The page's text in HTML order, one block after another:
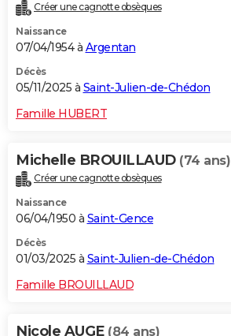
Destinations
City break
Voyage nature
Voyage de noces
Forum
Climat
+PHOTO
GUIDES D'ACHAT
BONS PLANS
CARTE DE VOEUX
Dictionnaire
Biographies
Citations
Expressions
Proverbes
PROGRAMME TV
COPAINS D'AVANT
S'inscrire
Se connecter
Lycées
Collèges
Primaires
Universités
Entreprises
Service militaire
Avis de recherche
AVIS DE DÉCÈS
Créer une cagnotte obsèques
Naissance
07/04/1954 à Argentan
Décès
05/11/2025 à Saint-Julien-de-Chédon
Famille HUBERT
Michelle BROUILLAUD (74 ans)
Créer une cagnotte obsèques
Naissance
06/04/1950 à Saint-Gence
Décès
01/03/2025 à Saint-Julien-de-Chédon
Famille BROUILLAUD
Nicole AUGE (84 ans)